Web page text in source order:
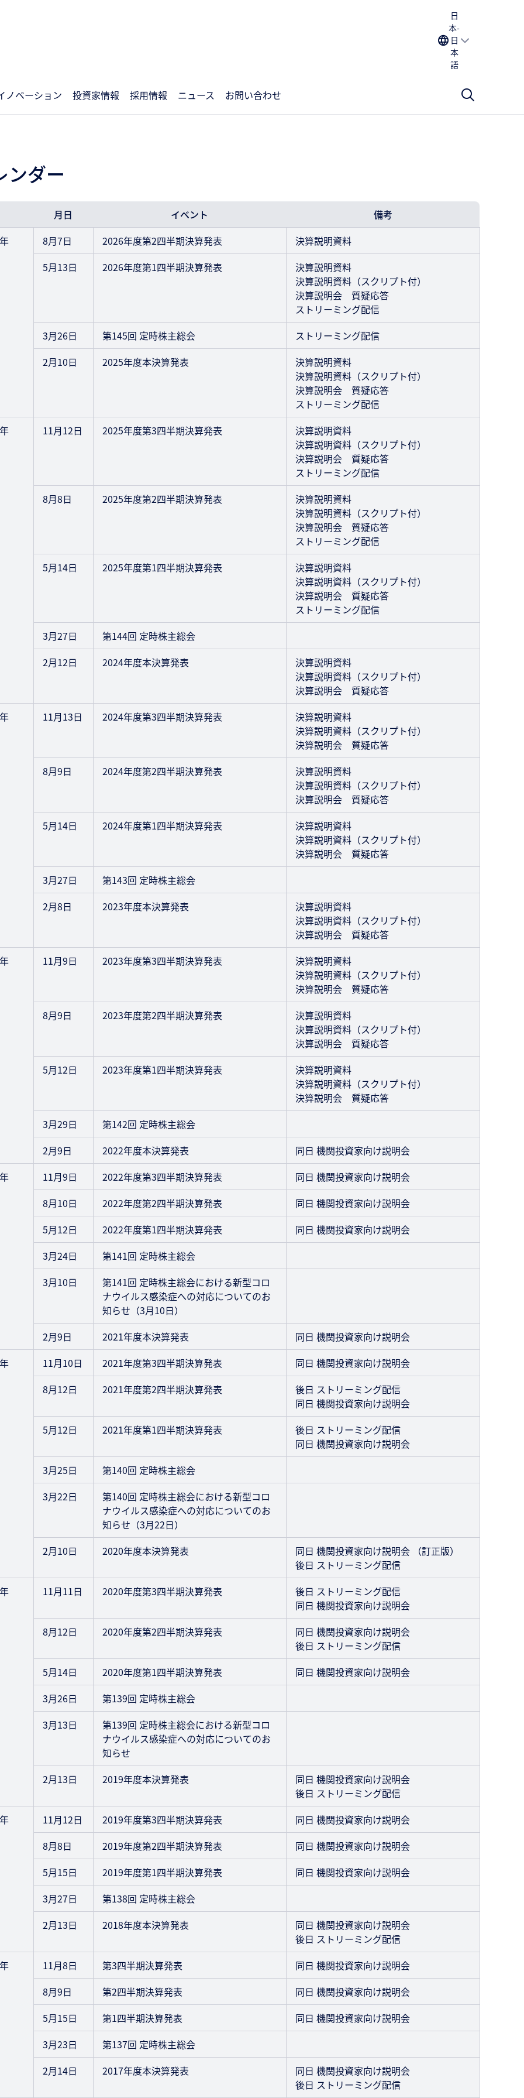
日
本-
日
本
語
ノベーション 投資家情報 採用情報 ニュース お問い合わせ
ンダー
月日 イベント
備考
8月7日 2026年度第2四半期決算発表
決算説明資料
5月13日
2026年度第1四半期決算発表
決算説明資料
決算説明資料（スクリプト付）
決算説明会 質疑応答
ストリーミング配信
3月26日
第145回 定時株主総会
ストリーミング配信
2月10日
2025年度本決算発表
決算説明資料
決算説明資料（スクリプト付）
決算説明会 質疑応答
ストリーミング配信
11月12日 2025年度第3四半期決算発表
決算説明資料
決算説明資料（スクリプト付）
決算説明会 質疑応答
ストリーミング配信
8月8日
2025年度第2四半期決算発表
決算説明資料
決算説明資料（スクリプト付）
決算説明会 質疑応答
ストリーミング配信
5月14日
2025年度第1四半期決算発表
決算説明資料
決算説明資料（スクリプト付）
決算説明会 質疑応答
ストリーミング配信
3月27日
第144回 定時株主総会
2月12日
2024年度本決算発表
決算説明資料
決算説明資料（スクリプト付）
決算説明会 質疑応答
11月13日 2024年度第3四半期決算発表
決算説明資料
決算説明資料（スクリプト付）
決算説明会 質疑応答
8月9日
2024年度第2四半期決算発表
決算説明資料
決算説明資料（スクリプト付）
決算説明会 質疑応答
5月14日
2024年度第1四半期決算発表
決算説明資料
決算説明資料（スクリプト付）
決算説明会 質疑応答
3月27日
第143回 定時株主総会
2月8日
2023年度本決算発表
決算説明資料
決算説明資料（スクリプト付）
決算説明会 質疑応答
11月9日 2023年度第3四半期決算発表
決算説明資料
決算説明資料（スクリプト付）
決算説明会 質疑応答
8月9日
2023年度第2四半期決算発表
決算説明資料
決算説明資料（スクリプト付）
決算説明会 質疑応答
5月12日
2023年度第1四半期決算発表
決算説明資料
決算説明資料（スクリプト付）
決算説明会 質疑応答
3月29日
第142回 定時株主総会
2月9日
2022年度本決算発表
同日 機関投資家向け説明会
11月9日 2022年度第3四半期決算発表
同日 機関投資家向け説明会
8月10日
2022年度第2四半期決算発表
同日 機関投資家向け説明会
5月12日
2022年度第1四半期決算発表
同日 機関投資家向け説明会
3月24日
第141回 定時株主総会
3月10日
第141回 定時株主総会における新型コロ
ナウイルス感染症への対応についてのお
知らせ（3月10日）
2月9日
2021年度本決算発表
同日 機関投資家向け説明会
11月10日 2021年度第3四半期決算発表
同日 機関投資家向け説明会
8月12日
2021年度第2四半期決算発表
後日 ストリーミング配信
同日 機関投資家向け説明会
5月12日
2021年度第1四半期決算発表
後日 ストリーミング配信
同日 機関投資家向け説明会
3月25日
第140回 定時株主総会
3月22日
第140回 定時株主総会における新型コロ
ナウイルス感染症への対応についてのお
知らせ（3月22日）
2月10日
2020年度本決算発表
同日 機関投資家向け説明会 （訂正版）
後日 ストリーミング配信
11月11日 2020年度第3四半期決算発表
後日 ストリーミング配信
同日 機関投資家向け説明会
8月12日
2020年度第2四半期決算発表
同日 機関投資家向け説明会
後日 ストリーミング配信
5月14日
2020年度第1四半期決算発表
同日 機関投資家向け説明会
3月26日
第139回 定時株主総会
3月13日
第139回 定時株主総会における新型コロ
ナウイルス感染症への対応についてのお
知らせ
2月13日
2019年度本決算発表
同日 機関投資家向け説明会
後日 ストリーミング配信
11月12日 2019年度第3四半期決算発表
同日 機関投資家向け説明会
8月8日
2019年度第2四半期決算発表
同日 機関投資家向け説明会
5月15日
2019年度第1四半期決算発表
同日 機関投資家向け説明会
3月27日
第138回 定時株主総会
2月13日
2018年度本決算発表
同日 機関投資家向け説明会
後日 ストリーミング配信
11月8日 第3四半期決算発表
同日 機関投資家向け説明会
8月9日
第2四半期決算発表
同日 機関投資家向け説明会
5月15日
第1四半期決算発表
同日 機関投資家向け説明会
3月23日
第137回 定時株主総会
2月14日
2017年度本決算発表
同日 機関投資家向け説明会
後日 ストリーミング配信